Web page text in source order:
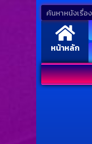
หน้าหลัก